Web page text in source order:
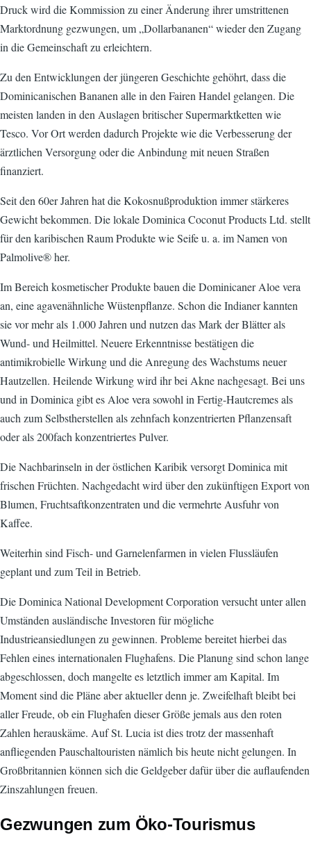
Druck wird die Kommission zu einer Änderung ihrer umstrittenen
Marktordnung gezwungen, um „Dollarbananen“ wieder den Zugang
in die Gemeinschaft zu erleichtern.
Zu den Entwicklungen der jüngeren Geschichte gehöhrt, dass die
Dominicanischen Bananen alle in den Fairen Handel gelangen. Die
meisten landen in den Auslagen britischer Supermarktketten wie
Tesco. Vor Ort werden dadurch Projekte wie die Verbesserung der
ärztlichen Versorgung oder die Anbindung mit neuen Straßen
finanziert.
Seit den 60er Jahren hat die Kokosnußproduktion immer stärkeres
Gewicht bekommen. Die lokale Dominica Coconut Products Ltd. stellt
für den karibischen Raum Produkte wie Seife u. a. im Namen von
Palmolive® her.
Im Bereich kosmetischer Produkte bauen die Dominicaner Aloe vera
an, eine agavenähnliche Wüstenpflanze. Schon die Indianer kannten
sie vor mehr als 1.000 Jahren und nutzen das Mark der Blätter als
Wund- und Heilmittel. Neuere Erkenntnisse bestätigen die
antimikrobielle Wirkung und die Anregung des Wachstums neuer
Hautzellen. Heilende Wirkung wird ihr bei Akne nachgesagt. Bei uns
und in Dominica gibt es Aloe vera sowohl in Fertig-Hautcremes als
auch zum Selbstherstellen als zehnfach konzentrierten Pflanzensaft
oder als 200fach konzentriertes Pulver.
Die Nachbarinseln in der östlichen Karibik versorgt Dominica mit
frischen Früchten. Nachgedacht wird über den zukünftigen Export von
Blumen, Fruchtsaftkonzentraten und die vermehrte Ausfuhr von
Kaffee.
Weiterhin sind Fisch- und Garnelenfarmen in vielen Flussläufen
geplant und zum Teil in Betrieb.
Die Dominica National Development Corporation versucht unter allen
Umständen ausländische Investoren für mögliche
Industrieansiedlungen zu gewinnen. Probleme bereitet hierbei das
Fehlen eines internationalen Flughafens. Die Planung sind schon lange
abgeschlossen, doch mangelte es letztlich immer am Kapital. Im
Moment sind die Pläne aber aktueller denn je. Zweifelhaft bleibt bei
aller Freude, ob ein Flughafen dieser Größe jemals aus den roten
Zahlen herauskäme. Auf St. Lucia ist dies trotz der massenhaft
anfliegenden Pauschaltouristen nämlich bis heute nicht gelungen. In
Großbritannien können sich die Geldgeber dafür über die auflaufenden
Zinszahlungen freuen.
Gezwungen zum Öko-Tourismus